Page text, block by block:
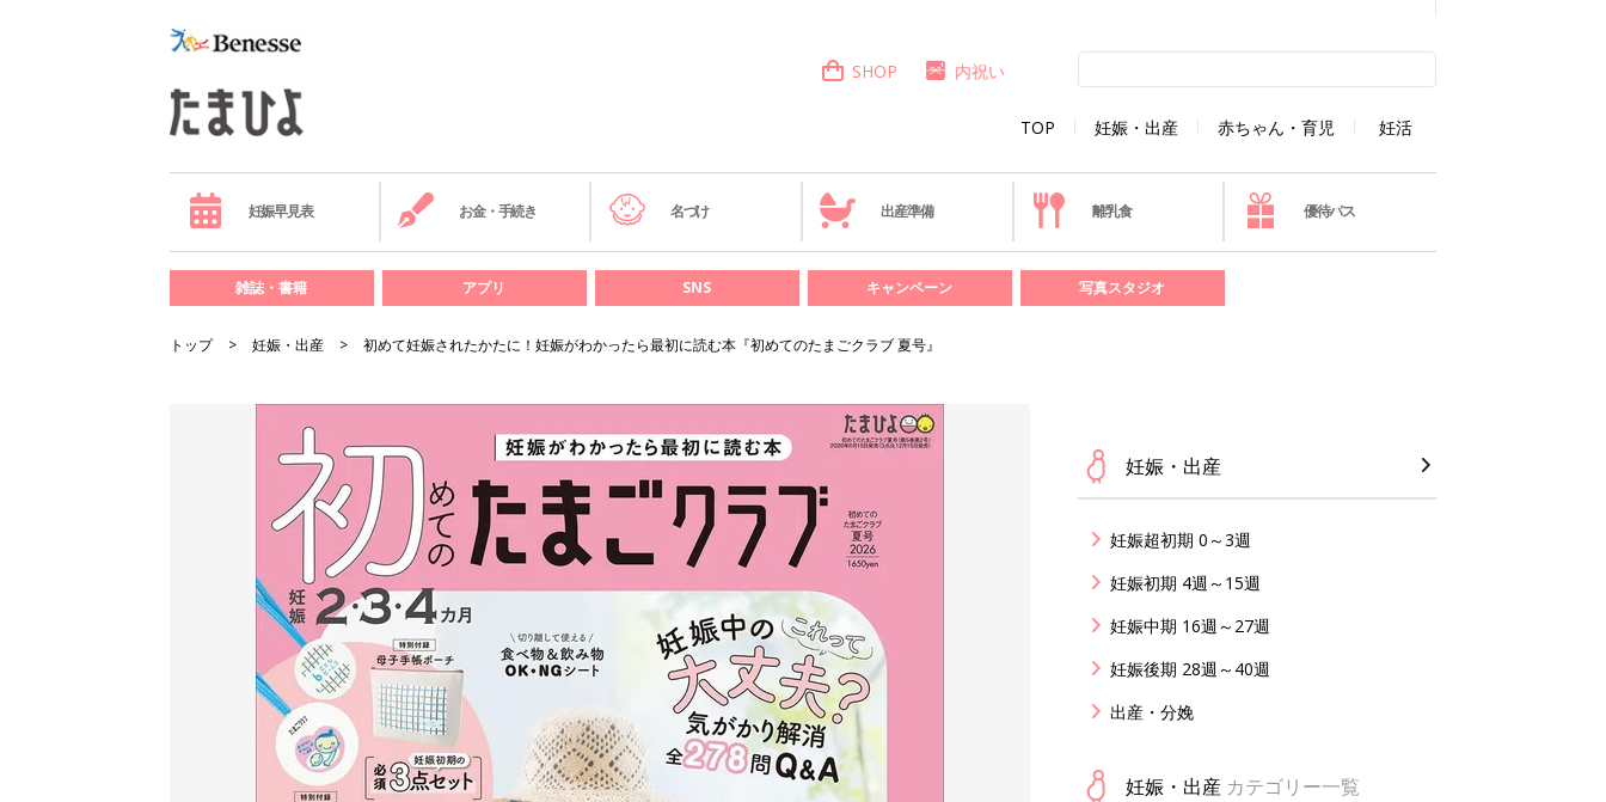
TOP 妊娠・出産 赤ちゃん・育児 妊活
SHOP 内祝い
妊娠早見表 お金・手続き 名づけ 出産準備 離乳食 優待パス
雑誌・書籍 アプリ SNS キャンペーン 写真スタジオ
トップ 妊娠・出産 初めて妊娠されたかたに！妊娠がわかったら最初に読む本『初めてのたまごクラブ 夏号』
妊娠・出産
妊娠超初期 0～3週
妊娠初期 4週～15週
妊娠中期 16週～27週
妊娠後期 28週～40週
出産・分娩
妊娠・出産 カテゴリー一覧